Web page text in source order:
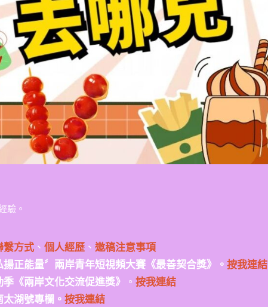
驗。
繫方式、 個人經歷、 邀稿注意事項
正能量〞兩岸青年短視頻大賽《最善契合獎》。 按我連結
季《兩岸文化交流促進獎》 。 按我連結
湖號專欄。 按我連結